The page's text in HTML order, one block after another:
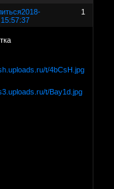
1
2018-